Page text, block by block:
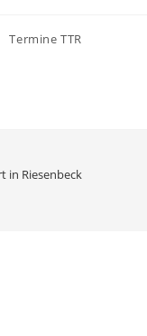
Termine TTR
in Riesenbeck